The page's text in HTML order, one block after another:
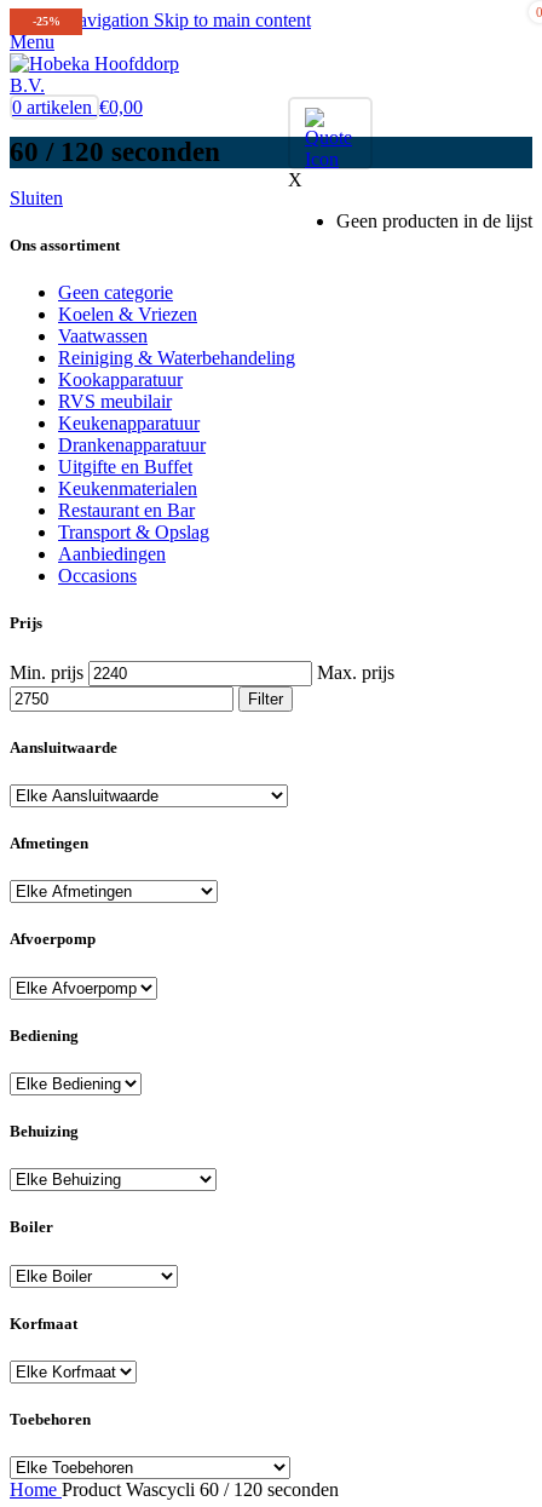
Skip to navigation Skip to main content
Menu
0
X
Geen producten in de lijst
0 artikelen €0,00
60 / 120 seconden
Sluiten
Ons assortiment
Geen categorie
Koelen & Vriezen
Vaatwassen
Reiniging & Waterbehandeling
Kookapparatuur
RVS meubilair
Keukenapparatuur
Drankenapparatuur
Uitgifte en Buffet
Keukenmaterialen
Restaurant en Bar
Transport & Opslag
Aanbiedingen
Occasions
Prijs
Min. prijs Max. prijs
Filter
Aansluitwaarde
Afmetingen
Afvoerpomp
Bediening
Behuizing
Boiler
Korfmaat
Toebehoren
Home Product Wascycli 60 / 120 seconden
-25%
-25%